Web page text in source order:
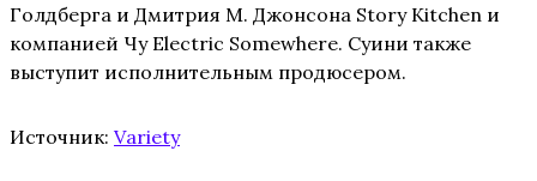
Голдберга и Дмитрия М. Джонсона Story Kitchen и
компанией Чу Electric Somewhere. Суини также
выступит исполнительным продюсером.
Источник: Variety